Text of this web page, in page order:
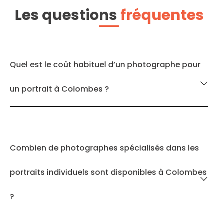
Les questionsfréquentes
Quel est le coût habituel d’un photographe pour
un portrait à Colombes ?
Combien de photographes spécialisés dans les
portraits individuels sont disponibles à Colombes
?